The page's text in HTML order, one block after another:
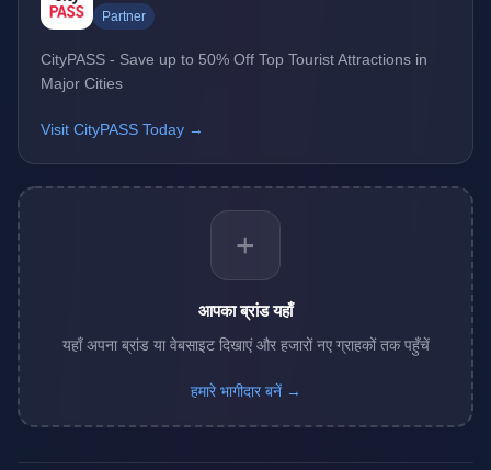
Partner
CityPASS - Save up to 50% Off Top Tourist Attractions in
Major Cities
Visit CityPASS Today →
+
आपका ब्रांड यहाँ
यहाँ अपना ब्रांड या वेबसाइट दिखाएं और हजारों नए ग्राहकों तक पहुँचें
हमारे भागीदार बनें →